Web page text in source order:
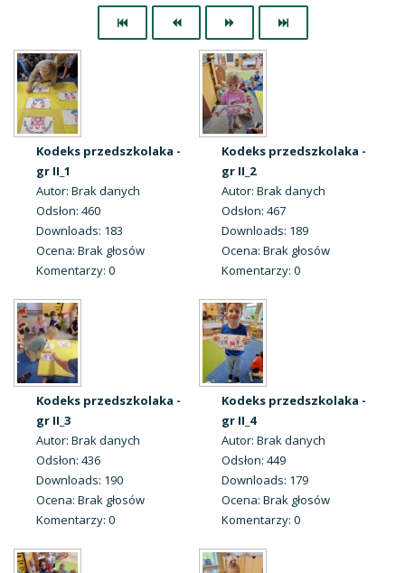
Kodeks przedszkolaka -
gr II_1
Autor: Brak danych
Odsłon: 460
Downloads: 183
Ocena: Brak głosów
Komentarzy: 0
Kodeks przedszkolaka -
gr II_2
Autor: Brak danych
Odsłon: 467
Downloads: 189
Ocena: Brak głosów
Komentarzy: 0
Kodeks przedszkolaka -
gr II_3
Autor: Brak danych
Odsłon: 436
Downloads: 190
Ocena: Brak głosów
Komentarzy: 0
Kodeks przedszkolaka -
gr II_4
Autor: Brak danych
Odsłon: 449
Downloads: 179
Ocena: Brak głosów
Komentarzy: 0